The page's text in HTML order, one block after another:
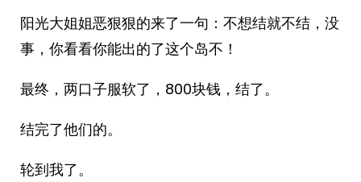
阳光大姐姐恶狠狠的来了一句：不想结就不结，没
事，你看看你能出的了这个岛不！
最终，两口子服软了，800块钱，结了。
结完了他们的。
轮到我了。